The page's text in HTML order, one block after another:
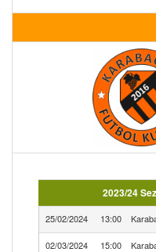
2023/24
25/02/2024 13:00
02/03/2024 15:00